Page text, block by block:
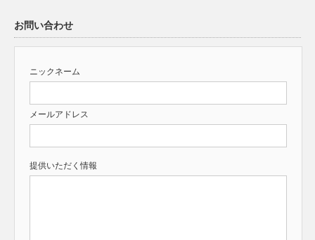
お問い合わせ
ニックネーム
メールアドレス
提供いただく情報